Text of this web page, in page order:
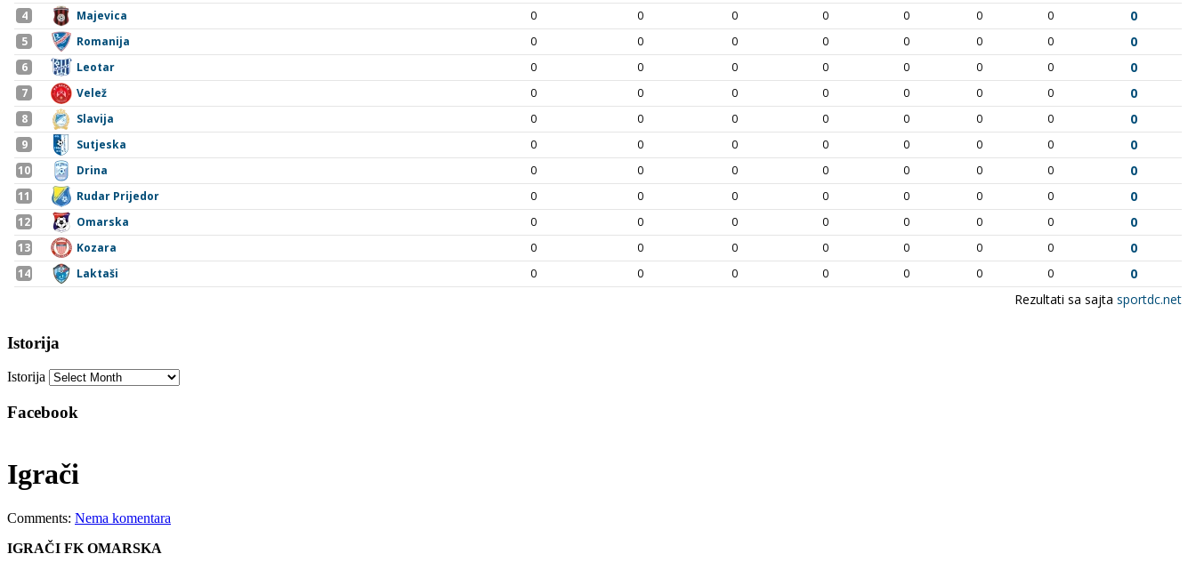
Istorija
Istorija
Facebook
Igrači
Comments: Nema komentara
IGRAČI FK OMARSKA